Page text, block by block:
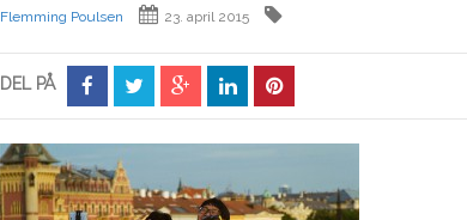
Flemming Poulsen 23. april 2015
DEL PÅ